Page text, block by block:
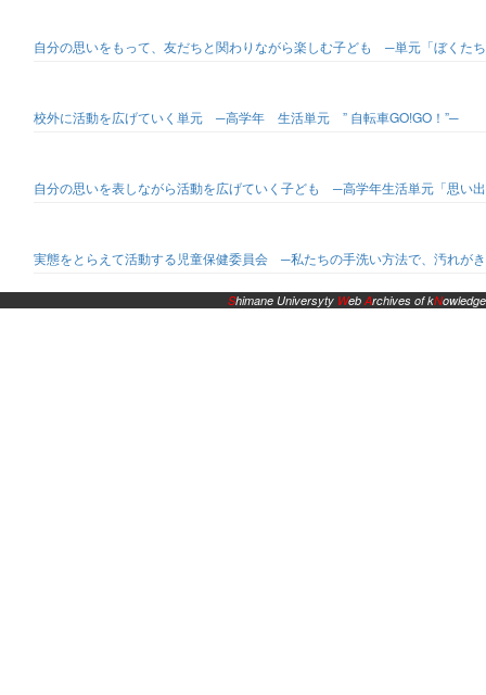
自分の思いをもって、友だちと関わりながら楽しむ子ども ─単元「ぼくた
校外に活動を広げていく単元 ─高学年 生活単元 ” 自転車GO!GO！”─
自分の思いを表しながら活動を広げていく子ども ─高学年生活単元「思い
実態をとらえて活動する児童保健委員会 ─私たちの手洗い方法で、汚れが
Shimane Universyty WebArchives of kNowledge